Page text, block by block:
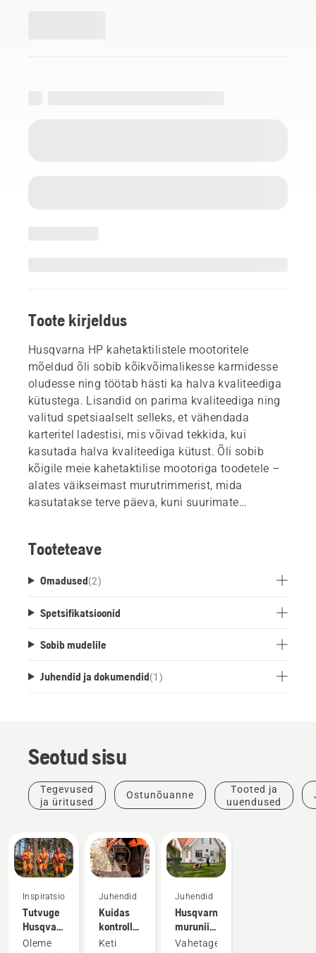
Toote kirjeldus
Husqvarna HP kahetaktilistele mootoritele
mõeldud õli sobib kõikvõimalikesse karmidesse
oludesse ning töötab hästi ka halva kvaliteediga
kütustega. Lisandid on parima kvaliteediga ning
valitud spetsiaalselt selleks, et vähendada
karteritel ladestisi, mis võivad tekkida, kui
kasutada halva kvaliteediga kütust. Õli sobib
kõigile meie kahetaktilise mootoriga toodetele –
alates väikseimast murutrimmerist, mida
kasutatakse terve päeva, kuni suurimate
Tooteteave
Omadused(2)
Spetsifikatsioonid
Sobib mudelile
Juhendid ja dokumendid(1 )
Seotud sisu
Tegevused
ja üritused
Ostunõuanne
Tooted ja
uuendused
Inspiratsioon
Tutvuge
Husqvarna
H-
Oleme
Juhendid
Kuidas
kontrollida,
kas
Keti
Juhendid
Husqvarna
muruniiduki
õli
Vahetage